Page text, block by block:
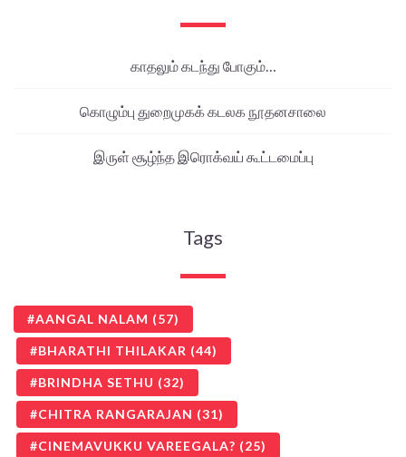
காதலும் கடந்து போகும்…
கொழும்பு துறைமுகக் கடலக நூதனசாலை
இருள் சூழ்ந்த இரொக்வய் கூட்டமைப்பு
Tags
AANGAL NALAM (57)
BHARATHI THILAKAR (44)
BRINDHA SETHU (32)
CHITRA RANGARAJAN (31)
CINEMAVUKKU VAREEGALA? (25)